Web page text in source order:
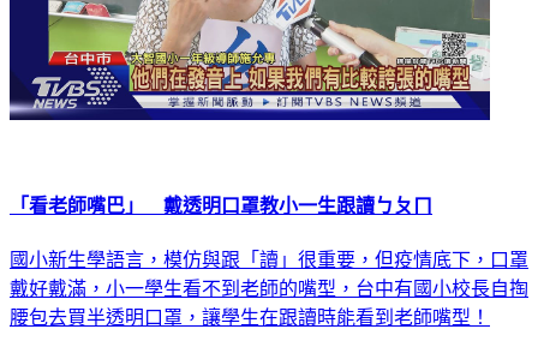
「看老師嘴巴」 戴透明口罩教小一生跟讀ㄅㄆㄇ
國小新生學語言，模仿與跟「讀」很重要，但疫情底下，口罩
戴好戴滿，小一學生看不到老師的嘴型，台中有國小校長自掏
腰包去買半透明口罩，讓學生在跟讀時能看到老師嘴型！